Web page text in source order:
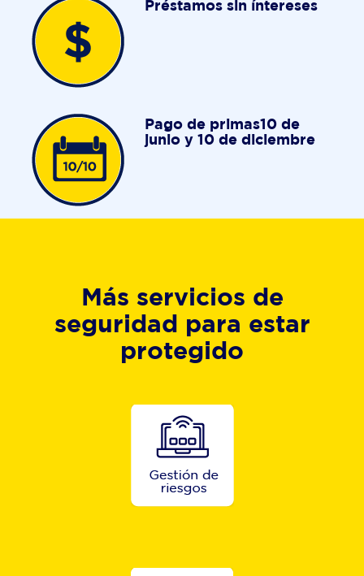
Préstamos sin íntereses
Pago de primas10 de
junio y 10 de diciembre
Más servicios de
seguridad para estar
protegido